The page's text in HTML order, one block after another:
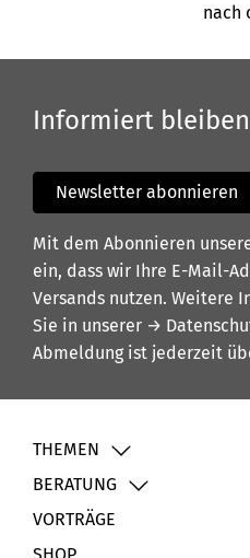
nach
Informiert bleiben
Newsletter abonnieren
Mit dem Abonnieren
ein, dass wir Ihre E-Mail-
Versands nutzen. Weitere
Sie in unserer →
Abmeldung ist jederzeit
THEMEN
BERATUNG
VORTRÄGE